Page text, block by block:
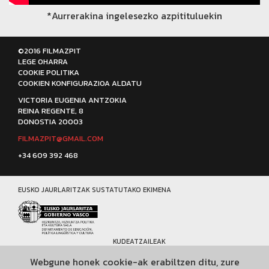
*Aurrerakina ingelesezko azpitituluekin
©2016 FILMAZPIT
LEGE OHARRA
COOKIE POLITIKA
COOKIEN KONFIGURAZIOA ALDATU
VICTORIA EUGENIA ANTZOKIA
REINA REGENTE, 8
DONOSTIA 20003
FILMAZPIT@GMAIL.COM
+34 609 392 468
EUSKO JAURLARITZAK SUSTATUTAKO EKIMENA
KUDEATZAILEAK
Webgune honek cookie-ak erabiltzen ditu, zure